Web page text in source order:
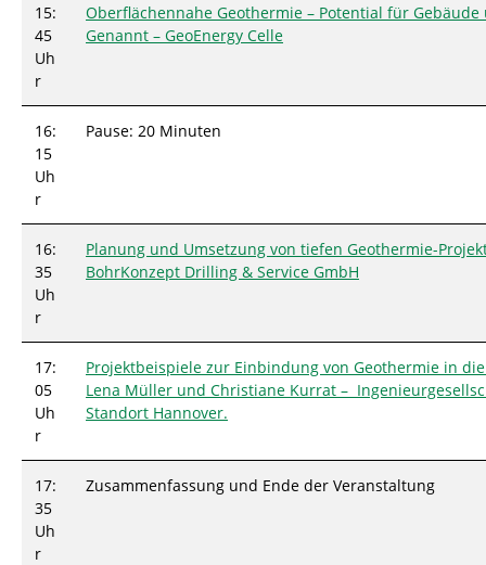
15:
45
Uh
r
Oberflächennahe Geothermie – Potential für
Genannt – GeoEnergy Celle
16:
15
Uh
r
Pause: 20 Minuten
16:
35
Uh
r
Planung und Umsetzung von tiefen Geothermie-
BohrKonzept Drilling & Service GmbH
17:
05
Uh
r
Projektbeispiele zur Einbindung von Geothermie in
Lena Müller und Christiane Kurrat –
Standort Hannover.
17:
35
Uh
r
Zusammenfassung und Ende der Veranstaltung